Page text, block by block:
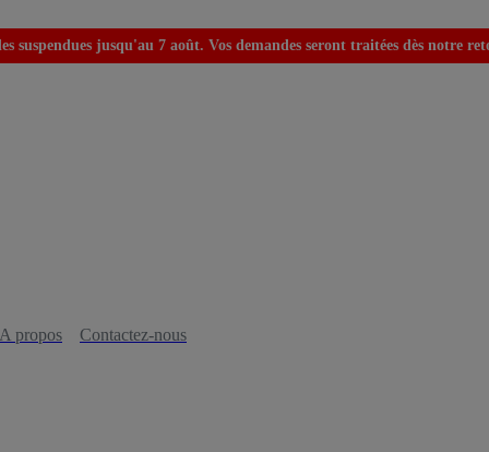
suspendues jusqu'au 7 août. Vos demandes seront traitées dès notre
A propos Contactez-nous